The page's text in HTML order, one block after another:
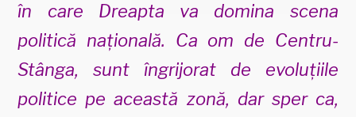
în care Dreapta va domina scena
politică națională. Ca om de Centru-
Stânga, sunt îngrijorat de evoluțiile
politice pe această zonă, dar sper ca,